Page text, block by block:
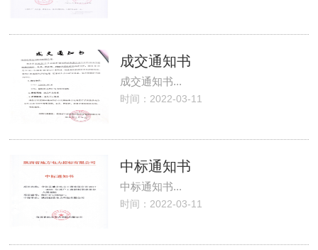
成交通知书
成交通知书...
时间：2022-03-11
中标通知书
中标通知书...
时间：2022-03-11